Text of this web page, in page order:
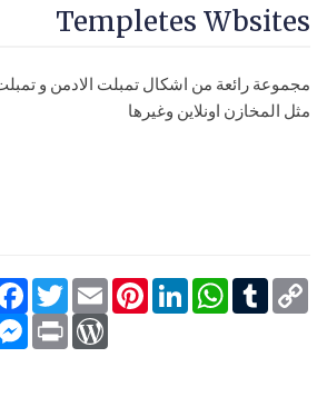
Templetes Wbsites
مجموعة رائعة من اشكال تمبلت الادمن و
مثل المخازن اونلاين وغيرها
TwitterEmail
PinterestLinkedIn
WhatsAppTumblr Copy
Link
Print
WordPress